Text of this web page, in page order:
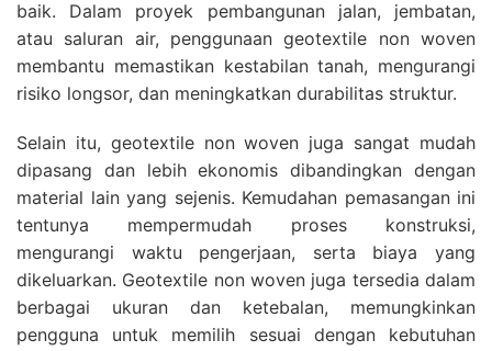
baik. Dalam proyek pembangunan jalan, jembatan,
atau saluran air, penggunaan geotextile non woven
membantu memastikan kestabilan tanah, mengurangi
risiko longsor, dan meningkatkan durabilitas struktur.
Selain itu, geotextile non woven juga sangat mudah
dipasang dan lebih ekonomis dibandingkan dengan
material lain yang sejenis. Kemudahan pemasangan ini
tentunya mempermudah proses konstruksi,
mengurangi waktu pengerjaan, serta biaya yang
dikeluarkan. Geotextile non woven juga tersedia dalam
berbagai ukuran dan ketebalan, memungkinkan
pengguna untuk memilih sesuai dengan kebutuhan